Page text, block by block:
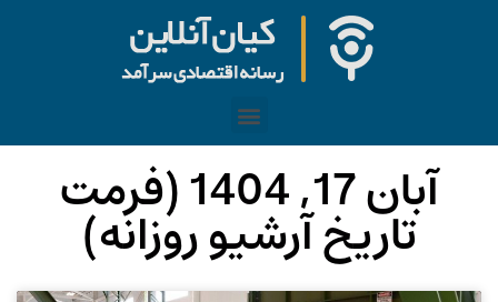
آبان 17, 1404 (فرمت
تاریخ آرشیو روزانه)